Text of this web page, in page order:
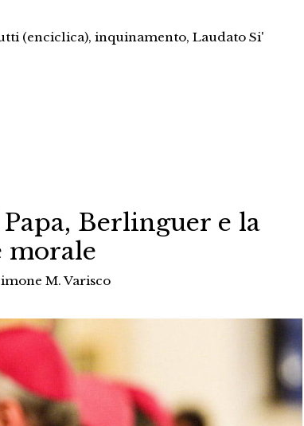
(enciclica),inquinamento,Laudato Si'
Berlinguer e la
morale
M. Varisco